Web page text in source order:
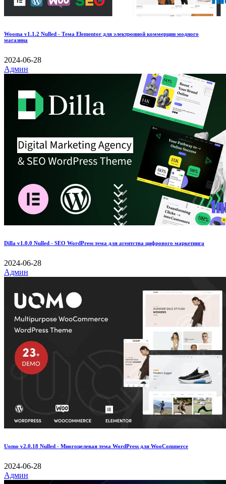
Wooma v1.1.2 Nulled - Тема Elementor для электронной коммерции модного
магазина
2024-06-28
Админ
Dilla v1.0.0 Nulled - SEO WordPress тема для агентства цифрового маркетинга
2024-06-28
Админ
Uomo v2.0.18 Nulled - Многоцелевая тема WordPress для WooCommerce
2024-06-28
Админ